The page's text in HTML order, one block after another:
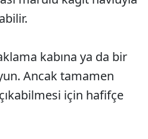
kabına ya da bir
Ancak tamamen
için hafifçe